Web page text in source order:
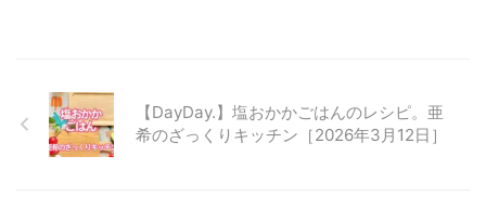
【DayDay.】塩おかかごはんのレシピ。亜
希のざっくりキッチン［2026年3月12日］